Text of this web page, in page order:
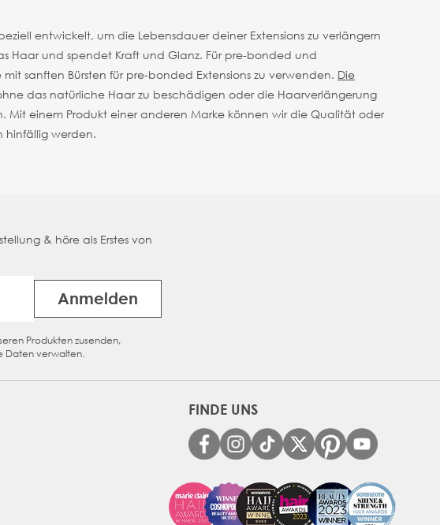
entwickelt, um die Lebensdauer deiner Extensions zu verlängern
Haar und spendet Kraft und Glanz. Für pre-bonded und
sanften Bürsten für pre-bonded Extensions zu verwenden. Die
das natürliche Haar zu beschädigen oder die Haarverlängerung
Mit einem Produkt einer anderen Marke können wir die Qualität oder
hinfällig werden.
& höre als Erstes von
Anmelden
Produkten zusenden,
Daten verwalten.
FINDE UNS